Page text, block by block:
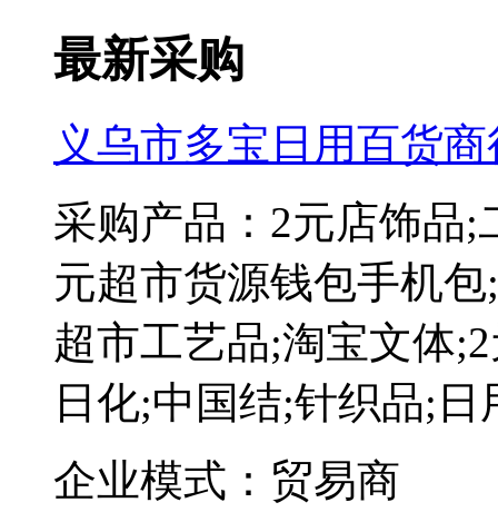
最新采购
义乌市多宝日用百货商
采购产品：2元店饰品;
元超市货源钱包手机
超市工艺品;淘宝文体
日化;中国结;针织品;日
企业模式：贸易商